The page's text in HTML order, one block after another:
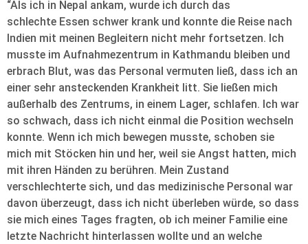
“Als ich in Nepal ankam, wurde ich durch das
schlechte Essen schwer krank und konnte die Reise nach
Indien mit meinen Begleitern nicht mehr fortsetzen. Ich
musste im Aufnahmezentrum in Kathmandu bleiben und
erbrach Blut, was das Personal vermuten ließ, dass ich an
einer sehr ansteckenden Krankheit litt. Sie ließen mich
außerhalb des Zentrums, in einem Lager, schlafen. Ich war
so schwach, dass ich nicht einmal die Position wechseln
konnte. Wenn ich mich bewegen musste, schoben sie
mich mit Stöcken hin und her, weil sie Angst hatten, mich
mit ihren Händen zu berühren. Mein Zustand
verschlechterte sich, und das medizinische Personal war
davon überzeugt, dass ich nicht überleben würde, so dass
sie mich eines Tages fragten, ob ich meiner Familie eine
letzte Nachricht hinterlassen wollte und an welche